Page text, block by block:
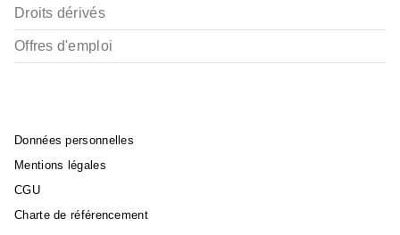
Droits dérivés
Offres d'emploi
Données personnelles
Mentions légales
CGU
Charte de référencement